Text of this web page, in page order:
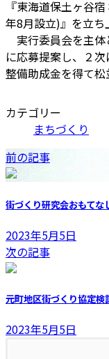
『東海道保土ヶ谷
年8月設立)』を立ち
実行委員会を主体
に応募提案し、２
整備助成金を得て松
カテゴリー
まちづくり
前の記事
街づくり研究会おもてな
2023年5月5日
次の記事
元町地区街づくり協定検
2023年5月5日